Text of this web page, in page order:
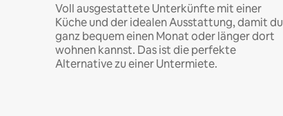
Voll ausgestattete Unterkünfte mit einer
Küche und der idealen Ausstattung, damit du
ganz bequem einen Monat oder länger dort
wohnen kannst. Das ist die perfekte
Alternative zu einer Untermiete.